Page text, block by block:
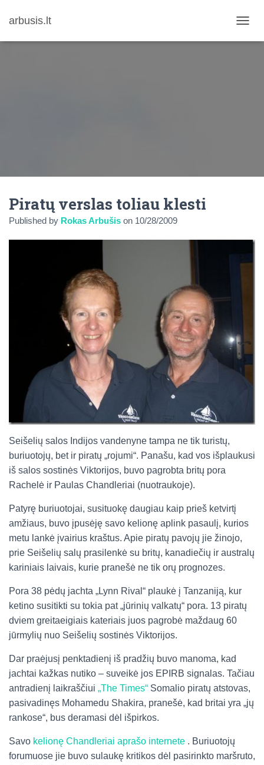
arbusis.lt
O
I
Piratų verslas toliau klesti
Published by Rokas Arbušis on 10/28/2009
Seišelių salos Indijos vandenyne tampa ne tik turistų,
buriuotojų, bet ir piratų „rojumi“. Panašu, kad vos išplaukusi
iš salos sostinės Viktorijos, buvo pagrobta britų pora
Rachelė ir Paulas Chandleriai (nuotraukoje).
Patyrę buriuotojai, susituokę daugiau kaip prieš ketvirtį
amžiaus, buvo įpusėję savo kelionę aplink pasaulį, kurios
metu lankė įvairius kraštus. Apie piratų pavojų jie žinojo,
prie Seišelių salų prasilenkė su britų, kanadiečių ir australų
kariniais laivais, kurie pranešė ne tik orų prognozes.
Pora 38 pėdų jachta „Lynn Rival“ plaukė į Tanzaniją, kur
ketino susitikti su tokia pat „jūrinių valkatų“ pora. 13 piratų
dviem greitaeigiais kateriais juos pagrobė maždaug 60
jūrmylių nuo Seišelių sostinės Viktorijos.
Dar praėjusį penktadienį iš pradžių buvo manoma, kad
jachtai kažkas nutiko – suveikė jos EPIRB signalas. Tačiau
antradienį laikraščiui „The Times“ Somalio piratų atstovas,
pasivadinęs Mohamedu Shakira, pranešė, kad britai yra „jų
rankose“, bus deramasi dėl išpirkos.
Savo kelionę Chandleriai aprašo internete . Buriuotojų
forumuose jie buvo sulaukę kritikos dėl pasirinkto maršruto,